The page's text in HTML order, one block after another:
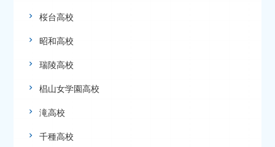
桜台高校
昭和高校
瑞陵高校
椙山女学園高校
滝高校
千種高校